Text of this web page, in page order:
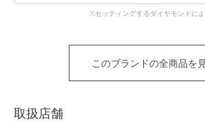
※セッティングするダイヤモンドに
このブランドの全商品を
取扱店舗